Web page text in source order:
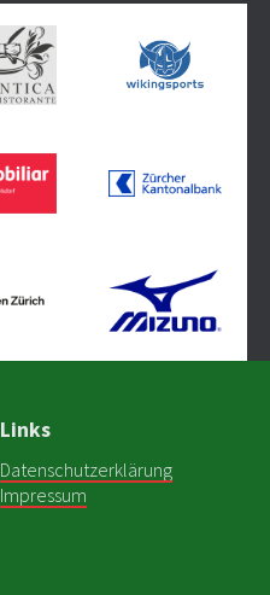
Links
Datenschutzerklärung
Impressum